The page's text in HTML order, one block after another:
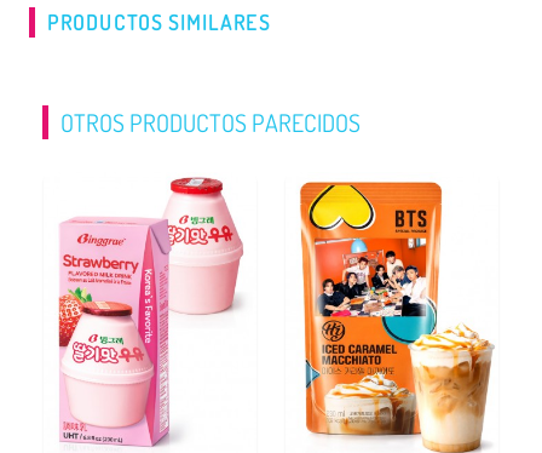
PRODUCTOS SIMILARES
OTROS PRODUCTOS PARECIDOS